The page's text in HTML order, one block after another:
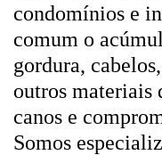
condomínios e
comum o
gordura,
outros materiais
canos e
Somos